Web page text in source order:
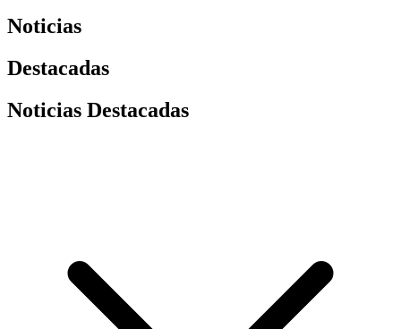
Noticias
Destacadas
Noticias Destacadas